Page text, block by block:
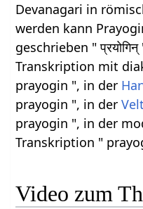
Devanagari in
werden kann
geschrieben "
Transkription mit
prayogin ", in der
prayogin ", in der
prayogin ", in der
Transkription "
Video zum